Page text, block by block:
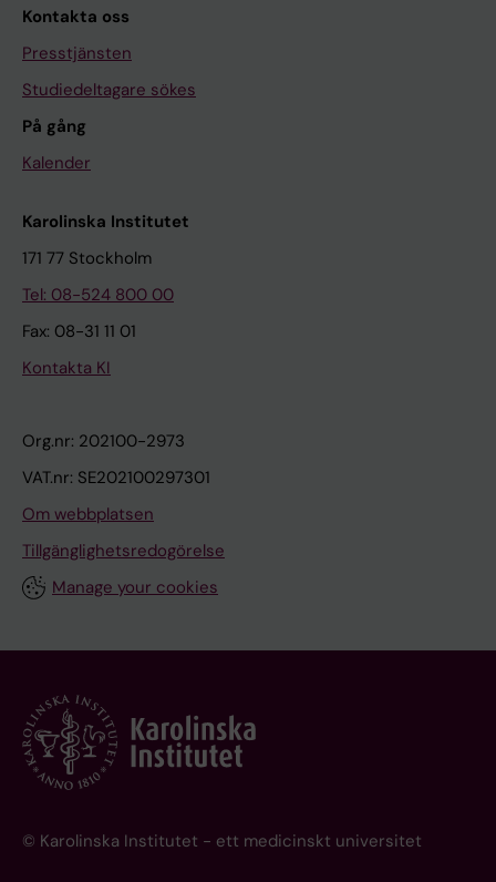
Kontakta oss
Presstjänsten
Studiedeltagare sökes
På gång
Kalender
Karolinska Institutet
171 77 Stockholm
Tel: 08-524 800 00
Fax: 08-31 11 01
Kontakta KI
Org.nr: 202100-2973
VAT.nr: SE202100297301
Om webbplatsen
Tillgänglighetsredogörelse
Manage your cookies
© Karolinska Institutet - ett medicinskt universitet